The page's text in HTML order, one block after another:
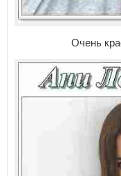
Очень